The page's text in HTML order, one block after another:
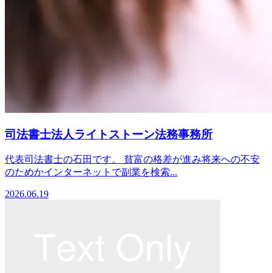
司法書士法人ライトストーン法務事務所
代表司法書士の石田です。 貧富の格差が進み将来への不安
のためかインターネットで副業を検索...
2026.06.19